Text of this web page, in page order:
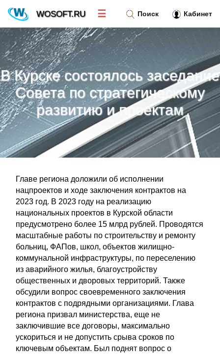
В Курске состоялось заседание
Совета по стратегическому
развитию и проектам
Главе региона доложили об исполнении
нацпроектов и ходе заключения контрактов на
2023 год. В 2023 году на реализацию
национальных проектов в Курской области
предусмотрено более 15 млрд рублей. Проводятся
масштабные работы по строительству и ремонту
больниц, ФАПов, школ, объектов жилищно-
коммунальной инфраструктуры, по переселению
из аварийного жилья, благоустройству
общественных и дворовых территорий. Также
обсудили вопрос своевременного заключения
контрактов с подрядными организациями. Глава
региона призвал министерства, еще не
заключившие все договоры, максимально
ускориться и не допустить срыва сроков по
ключевым объектам. Был поднят вопрос о
Поиск Кабинет
WOSOFT.RU ☰
Новости»
Тренд новостей»
Рубрики»
Правила